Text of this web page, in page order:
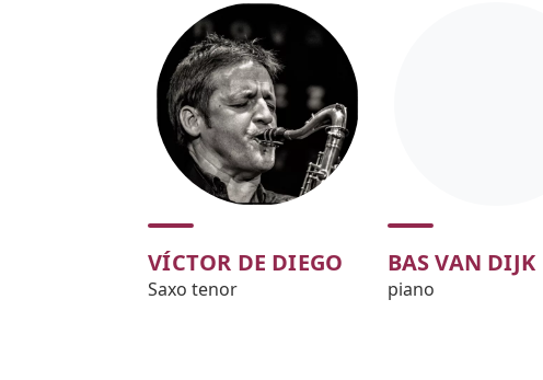
VÍCTOR DE DIEGO
Saxo tenor
BAS VAN DIJK
piano